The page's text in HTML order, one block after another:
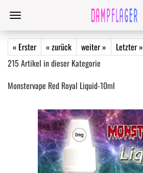
« Erster « zurück weiter »
Letzter »
215 Artikel in dieser Kategorie
Monstervape Red Royal Liquid-10ml